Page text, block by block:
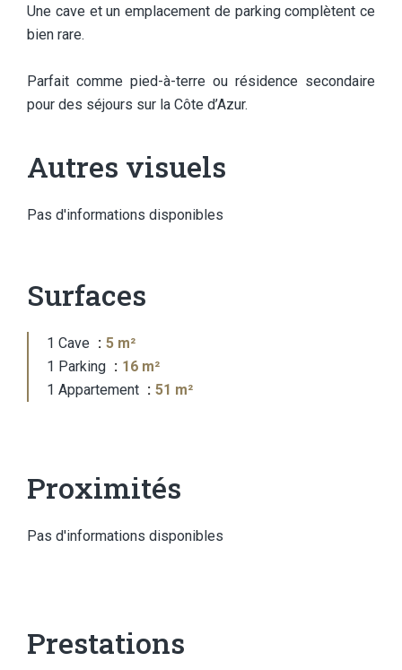
Une cave et un emplacement de parking complètent ce
bien rare.
Parfait comme pied-à-terre ou résidence secondaire
pour des séjours sur la Côte d’Azur.
Autres visuels
Pas d'informations disponibles
Surfaces
1 Cave
5 m²
1 Parking
16 m²
1 Appartement
51 m²
Proximités
Pas d'informations disponibles
Prestations